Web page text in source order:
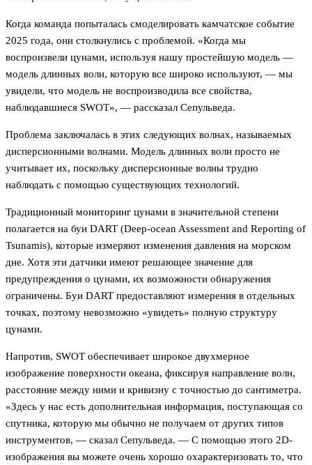
Когда команда попыталась смоделировать камчатское событие
2025 года, они столкнулись с проблемой. «Когда мы
воспроизвели цунами, используя нашу простейшую модель —
модель длинных волн, которую все широко используют, — мы
увидели, что модель не воспроизводила все свойства,
наблюдавшиеся SWOT», — рассказал Сепульведа.
Проблема заключалась в этих следующих волнах, называемых
дисперсионными волнами. Модель длинных волн просто не
учитывает их, поскольку дисперсионные волны трудно
наблюдать с помощью существующих технологий.
Традиционный мониторинг цунами в значительной степени
полагается на буи DART (Deep-ocean Assessment and Reporting of
Tsunamis), которые измеряют изменения давления на морском
дне. Хотя эти датчики имеют решающее значение для
предупреждения о цунами, их возможности обнаружения
ограничены. Буи DART предоставляют измерения в отдельных
точках, поэтому невозможно «увидеть» полную структуру
цунами.
Напротив, SWOT обеспечивает широкое двухмерное
изображение поверхности океана, фиксируя направление волн,
расстояние между ними и кривизну с точностью до сантиметра.
«Здесь у нас есть дополнительная информация, поступающая со
спутника, которую мы обычно не получаем от других типов
инструментов, — сказал Сепульведа. — С помощью этого 2D-
изображения вы можете очень хорошо охарактеризовать то, что